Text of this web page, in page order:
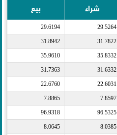
شراء بيع
29.5264
29.6194
31.7822
31.8942
35.8332
35.9610
31.6332
31.7363
22.6031
22.6760
7.8597
7.8865
96.5325
96.9318
8.0385
8.0645